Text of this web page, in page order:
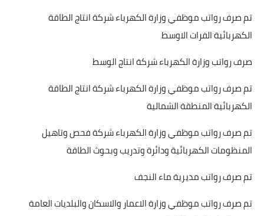
تم صرف رواتب موظفي وزارة الكهرباء شركة انتاج الطاقة
الكهربائية الفرات الاوسط
صرف رواتب وزارة الكهرباء شركة انتاج الوسط
تم صرف رواتب موظفي وزارة الكهرباء شركة انتاج الطاقة
الكهربائية المنطقة الشمالية
تم صرف رواتب موظفي وزارة الكهرباء شركة فحص وتاهيل
المنظومات الكهربائية ودائرة وتدريب وبحوث الطاقة
تم صرف رواتب مديرية ماء النجف
تم صرف رواتب موظفي وزارة الاعمار والاسكان والبلديات العامة